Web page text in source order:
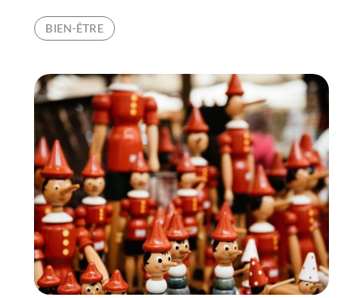
MY
:
CONSEILS
ET
INSPIRATIONS
MAG
PARADISIAQUE
BIEN-ÊTRE